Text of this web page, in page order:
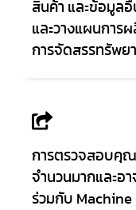
สินค้า และข้อมูลอื่
และวางแผนการ
การจัดสรรทรัพย
การตรวจสอบคุณ
จำนวนมากและอ
ร่วมกับ